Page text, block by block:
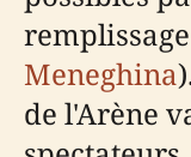
Meneghina
de l'Arène